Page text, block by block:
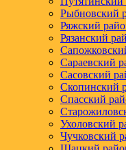
Рыбновский
Ряжский
Рязанский
Сараевский
Сасовский
Скопинский
Спасский
Ухоловский
Чучковский